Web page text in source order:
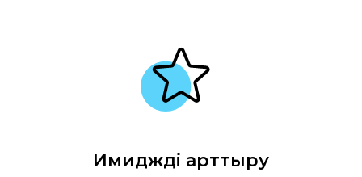
Имиджді арттыру